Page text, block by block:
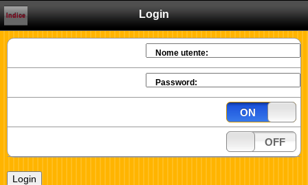
Login
Indice
Nome utente:
Password:
ON
OFF